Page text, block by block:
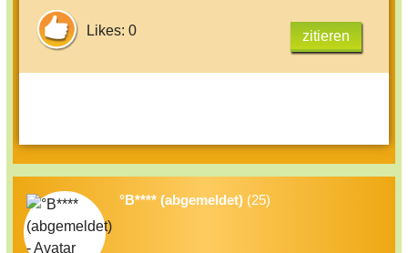
Likes: 0 zitieren
°B**** (abgemeldet) (25)